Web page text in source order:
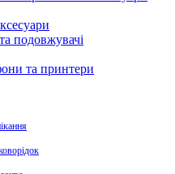
подовжувачі
та принтери